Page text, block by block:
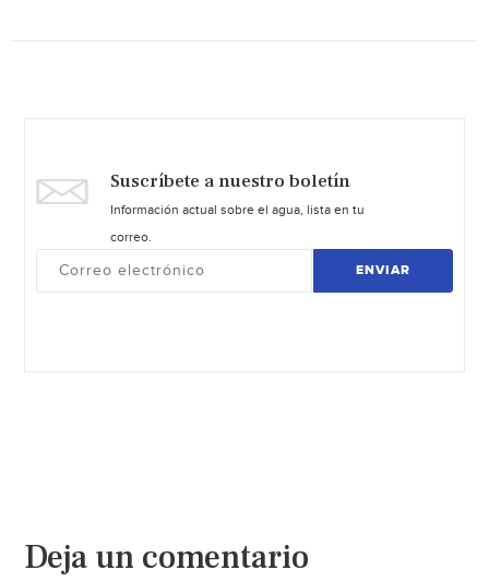
Suscríbete a nuestro boletín
Información actual sobre el agua, lista en tu
correo.
ENVIAR
Deja un comentario